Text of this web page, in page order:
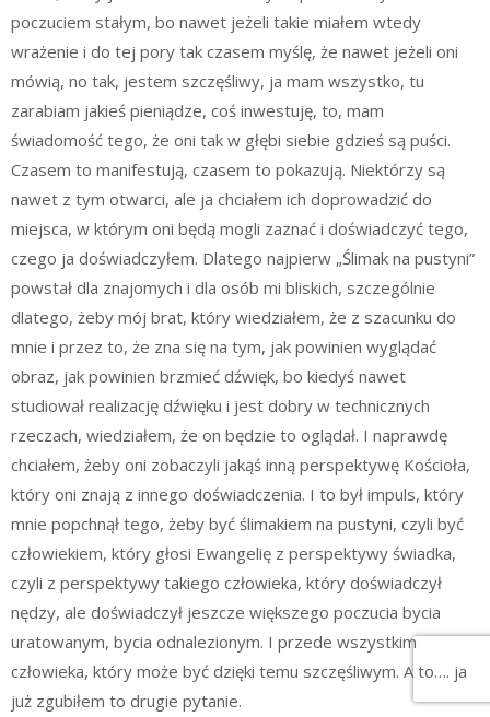
poczuciem stałym, bo nawet jeżeli takie miałem wtedy
wrażenie i do tej pory tak czasem myślę, że nawet jeżeli oni
mówią, no tak, jestem szczęśliwy, ja mam wszystko, tu
zarabiam jakieś pieniądze, coś inwestuję, to, mam
świadomość tego, że oni tak w głębi siebie gdzieś są puści.
Czasem to manifestują, czasem to pokazują. Niektórzy są
nawet z tym otwarci, ale ja chciałem ich doprowadzić do
miejsca, w którym oni będą mogli zaznać i doświadczyć tego,
czego ja doświadczyłem. Dlatego najpierw „Ślimak na pustyni”
powstał dla znajomych i dla osób mi bliskich, szczególnie
dlatego, żeby mój brat, który wiedziałem, że z szacunku do
mnie i przez to, że zna się na tym, jak powinien wyglądać
obraz, jak powinien brzmieć dźwięk, bo kiedyś nawet
studiował realizację dźwięku i jest dobry w technicznych
rzeczach, wiedziałem, że on będzie to oglądał. I naprawdę
chciałem, żeby oni zobaczyli jakąś inną perspektywę Kościoła,
który oni znają z innego doświadczenia. I to był impuls, który
mnie popchnął tego, żeby być ślimakiem na pustyni, czyli być
człowiekiem, który głosi Ewangelię z perspektywy świadka,
czyli z perspektywy takiego człowieka, który doświadczył
nędzy, ale doświadczył jeszcze większego poczucia bycia
uratowanym, bycia odnalezionym. I przede wszystkim
człowieka, który może być dzięki temu szczęśliwym. A to…. ja
już zgubiłem to drugie pytanie.